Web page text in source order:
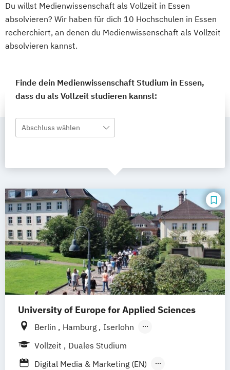
Du willst Medienwissenschaft als Vollzeit in Essen
absolvieren? Wir haben für dich 10 Hochschulen in Essen
recherchiert, an denen du Medienwissenschaft als Vollzeit
absolvieren kannst.
Finde dein Medienwissenschaft Studium in Essen,
dass du als Vollzeit studieren kannst:
Abschluss wählen
University of Europe for Applied Sciences
Berlin Hamburg
Iserlohn
UE Innovation Hub
Vollzeit
Duales Studium
Digital Media & Marketing (EN)